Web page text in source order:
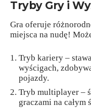
Tryby Gry i
Gra oferuje
miejsca na nudę!
Tryb kariery –
wyścigach,
pojazdy.
Tryb multiplayer –
graczami na